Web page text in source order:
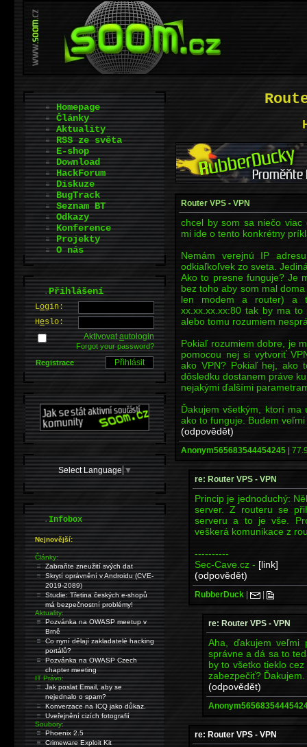
Router VPS - VPN
chcel by som sa niečo viac
mi ide o tento konkrétny
Nemám verejnú IP
odkiaľkoľvek zo sveta.
Ako to presne funguje? Je
bez toho aby som mal
len modem a router) a
xx.xx.xx.xx:80 tak by ma
alebo tomu rozumiem
Pokiaľ rozumiem dobre, je
pomocou nej si vytvoriť
ako VPN? Pokiaľ hej, ako
dôsledku dostanem práve
nejakými ďalšími
Ďakujem všetkým, ktorí ma
ako to funguje. Budem
(odpovědět)
Anonym565683544454245 |
re: Router VPS - VPN
Princip je jednoduchý:
server. Z routeru se
serveru a to je vše.
veškerá komunikace z
----------
Sec-Cave.cz - [link]
(odpovědět)
RubberDuck | |
re: Router VPS - VPN
Aha, ďakujem veľmi
správne a dá sa to
by to všetko tieklo
zabezpečiť? Ďakujem.
(odpovědět)
re: Router VPS - VPN
Homepage
Články
Aktuality
RSS ze světa
E-shop
Download
HackForum
Diskuze
BugTrack
Seznam BT
Odkazy
Konference
Projekty
O nás
.Přihlášení
Login:
Heslo:
Aktivovatautologin
Forgot your password?
Registrace
Select Language ▼
.Infobox
Nejnovější:
Články:
Zabraňte zneužití svých dat
Skrytí oprávnění v Androidu (CVE-
2019-2089)
Studie: Třetina českých e-shopů
má bezpečnostní problémy!
Aktuality:
Pozvánka na OWASP meetup v
Brně
Co nyní dělají zakladatelé hacking
portálů?
Pozvánka na OWASP Czech
chapter meeting
IT Právo:
Jak poslat Email, aby se
nejednalo o spam?
Konverzace na ICQ jako důkaz.
Uveřejnění cizích fotografií
Soubory:
Phoenix 2.5
Crimeware Exploit Kit